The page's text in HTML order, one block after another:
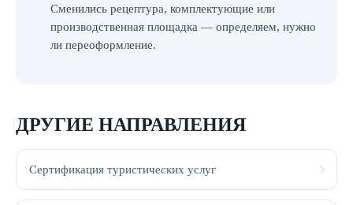
Сменились рецептура, комплектующие или
производственная площадка — определяем, нужно
ли переоформление.
ДРУГИЕ НАПРАВЛЕНИЯ
Сертификация туристических услуг